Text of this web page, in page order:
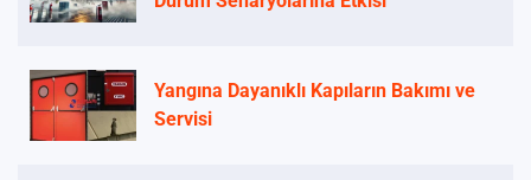
Yangına Dayanıklı Kapıların Bakımı ve
Servisi